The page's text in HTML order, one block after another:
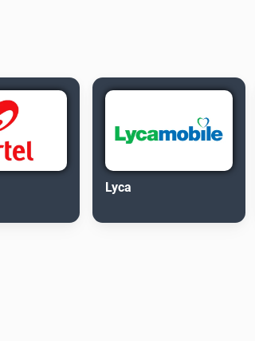
Lyca